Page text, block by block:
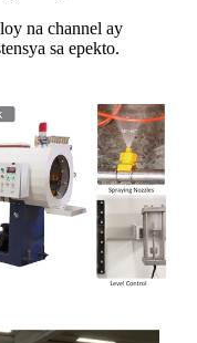
na channel ay
sa epekto.